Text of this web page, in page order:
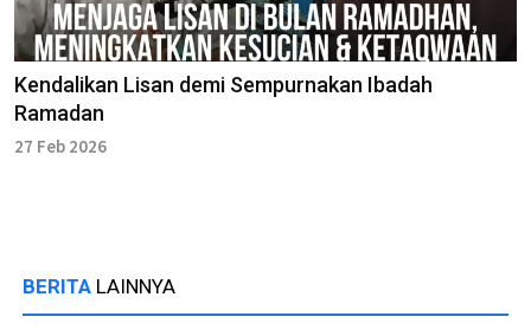
Kendalikan Lisan demi Sempurnakan Ibadah
Ramadan
27 Feb 2026
BERITA LAINNYA